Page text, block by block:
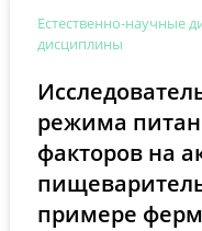
Естественно-научные
дисциплины
режима
факторов на
примере